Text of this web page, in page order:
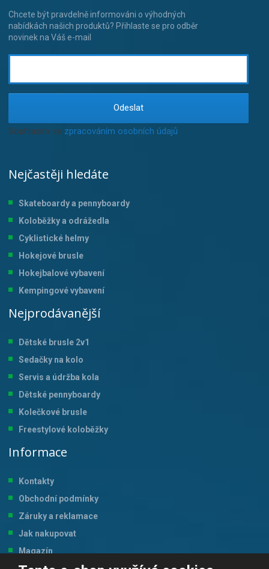
Chcete být pravdelně informováni o výhodných
nabídkách našich produktů? Přihlaste se pro odběr
novinek na Váš e-mail
Odeslat
Souhlasím se zpracováním osobních údajů
Nejčastěji hledáte
Skateboardy a pennyboardy
Koloběžky a odrážedla
Cyklistické helmy
Hokejové brusle
Hokejbalové vybavení
Kempingové vybavení
Nejprodávanější
Dětské brusle 2v1
Sedačky na kolo
Servis a údržba kola
Dětské pennyboardy
Kolečkové brusle
Freestylové koloběžky
Informace
Kontakty
Obchodní podmínky
Záruky a reklamace
Jak nakupovat
Magazín